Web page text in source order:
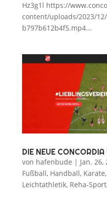
Hz3g1l https://
content/uploads/2023/
b797b612b4f5.mp4...
DIE NEUE
von hafenbude | Jan. 26,
Fußball, Handball, Karate,
Leichtathletik, Reha-Sport